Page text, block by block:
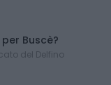
Buscè?
del Delfino